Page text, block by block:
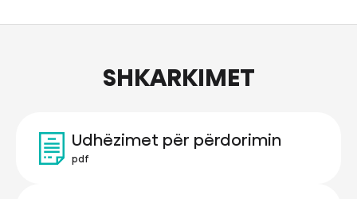
SHKARKIMET
Udhëzimet për përdorimin
pdf